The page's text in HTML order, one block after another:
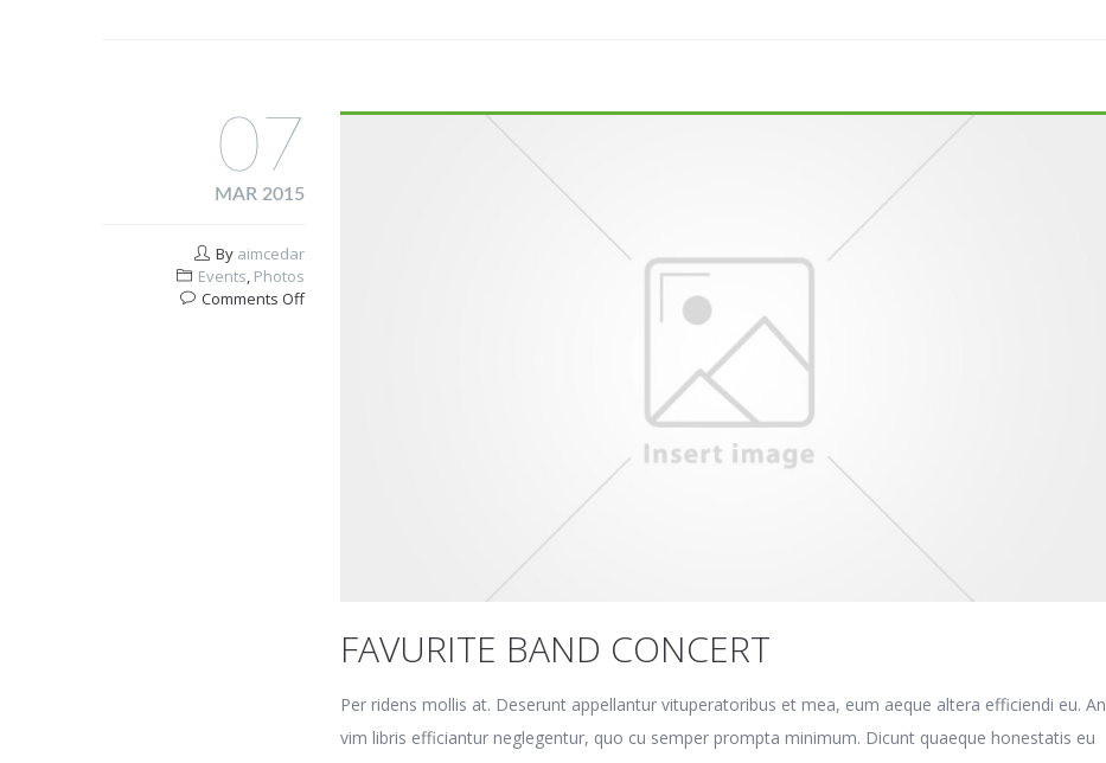
FAVURITE BAND CONCERT
Per ridens mollis at. Deserunt appellantur vituperatoribus et mea, eum aeque altera efficiendi eu. An
vim libris efficiantur neglegentur, quo cu semper prompta minimum. Dicunt quaeque honestatis eu
07
MAR 2015
By aimcedar
Events, Photos
Comments Offon